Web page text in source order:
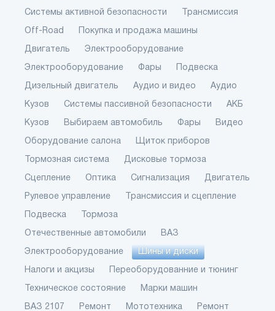
Системы активной безопасности Трансмиссия
Off-Road Покупка и продажа машины
Двигатель Электрооборудование
Электрооборудование Фары Подвеска
Дизельный двигатель Аудио и видео Аудио
Кузов Системы пассивной безопасности АКБ
Кузов Выбираем автомобиль Фары Видео
Оборудование салона Щиток приборов
Тормозная система Дисковые тормоза
Сцепление Оптика Сигнализация Двигатель
Рулевое управление Трансмиссия и сцепление
Подвеска Тормоза
Отечественные автомобили ВАЗ
Электрооборудование Шины и диски
Налоги и акцизы Переоборудованние и тюнинг
Техническое состояние Марки машин
ВАЗ 2107 Ремонт Мототехника Ремонт